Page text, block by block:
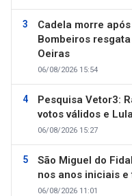
Cadela morre
Bombeiros
Oeiras
06/08/2026 15:54
Pesquisa Vetor3:
votos válidos e
06/08/2026 15:27
São Miguel do
nos anos iniciais e
06/08/2026 11:01